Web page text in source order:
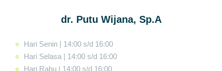
dr. Putu Wijana, Sp.A
Hari Senin | 14:00 s/d 16:00
Hari Selasa | 14:00 s/d 16:00
Hari Rabu | 14:00 s/d 16:00